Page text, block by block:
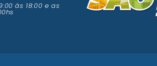
ás 18:00 e as